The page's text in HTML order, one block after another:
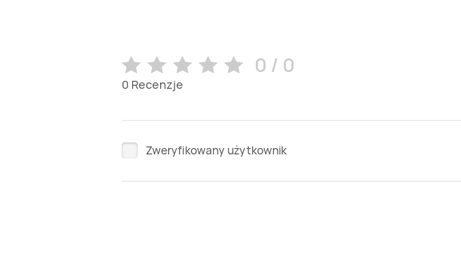
0 / 0
0 Recenzje
Zweryfikowany użytkownik